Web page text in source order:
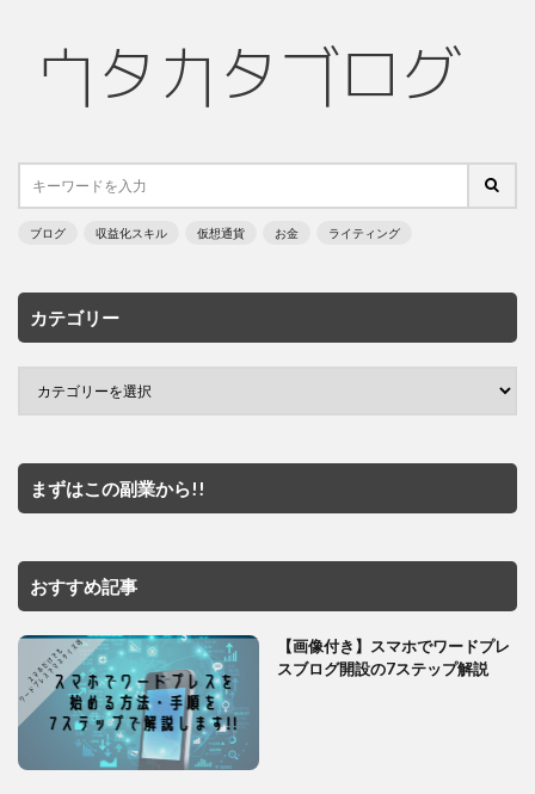
ブログ 収益化スキル 仮想通貨 お金 ライティング
カテゴリー
まずはこの副業から!!
おすすめ記事
【画像付き】スマホでワードプレ
スブログ開設の7ステップ解説